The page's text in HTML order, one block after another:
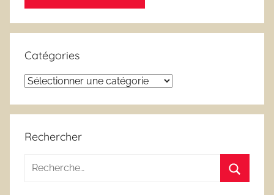
Catégories
Catégories
Rechercher
Recherche